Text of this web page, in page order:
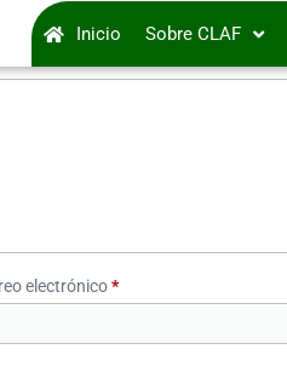
Inicio Sobre CLAF
electrónico*